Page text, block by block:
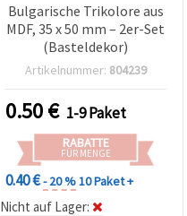
Bulgarische Trikolore aus
MDF, 35 x 50 mm – 2er-Set
(Basteldekor)
Artikelnummer: 804239
0.50€ 1-9 Paket
RABATTE
FÜR MENGE
0.40 €- 20 %10 Paket +
Nicht auf Lager: